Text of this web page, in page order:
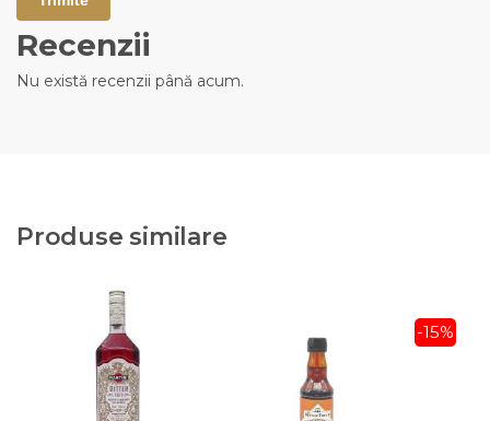
Recenzii
Nu există recenzii până acum.
Produse similare
-15%